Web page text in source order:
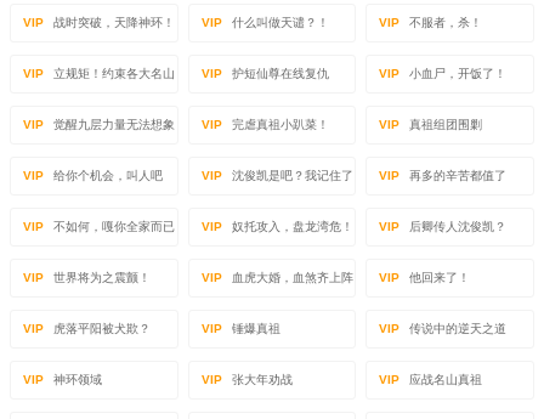
VIP 战时突破，天降神环！ VIP 什么叫做天谴？！ VIP 不服者，杀！
VIP 立规矩！约束各大名山 VIP 护短仙尊在线复仇 VIP 小血尸，开饭了！
VIP 觉醒九层力量无法想象 VIP 完虐真祖小趴菜！ VIP 真祖组团围剿
VIP 给你个机会，叫人吧 VIP 沈俊凯是吧？我记住了 VIP 再多的辛苦都值了
VIP 不如何，嘎你全家而已 VIP 奴托攻入，盘龙湾危！ VIP 后卿传人沈俊凯？
VIP 世界将为之震颤！ VIP 血虎大婚，血煞齐上阵 VIP 他回来了！
VIP 虎落平阳被犬欺？ VIP 锤爆真祖 VIP 传说中的逆天之道
VIP 神环领域 VIP 张大年劝战 VIP 应战名山真祖